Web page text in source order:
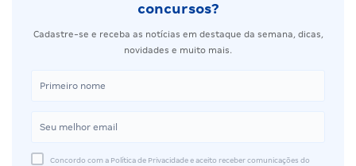
concursos?
Cadastre-se e receba as notícias em destaque da semana, dicas,
novidades e muito mais.
Concordo com a Política de Privacidade e aceito receber comunicações do